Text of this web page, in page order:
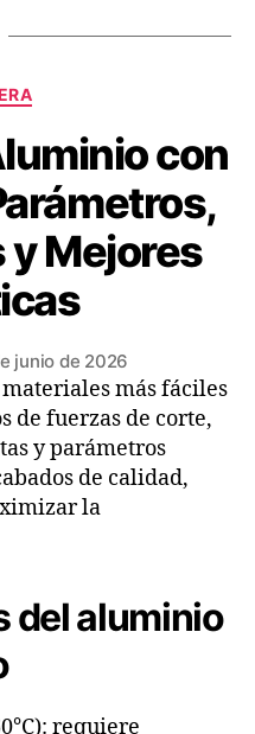
con
Mejores
junio de 2026
más fáciles
de fuerzas de corte,
y parámetros
de calidad,
la
del aluminio
requiere